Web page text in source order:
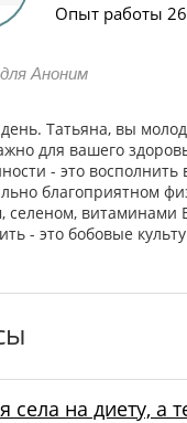
Опыт работы
Аноним
Татьяна, вы
для вашего
- это
благоприятном
селеном, витаминами
- это бобовые
села на диету, а